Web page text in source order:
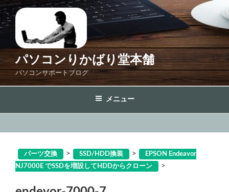
コ
ン
テ
ス
プ
パソコンりかばり堂本舗
パソコンサポートブログ
メニュー
パーツ交換 > SSD/HDD換装 >
EPSON Endeavor
NJ7000E でSSDを増設してHDDからクローン
>